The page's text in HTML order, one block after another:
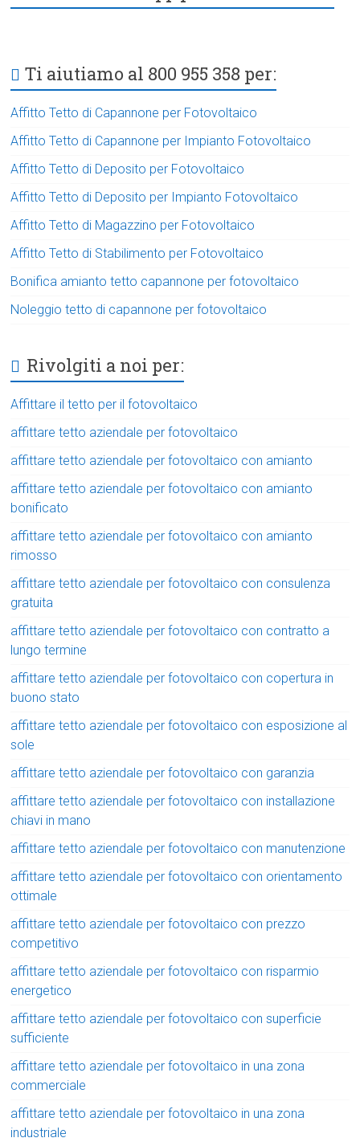
Ti aiutiamo al 800 955 358 per:
Affitto Tetto di Capannone per Fotovoltaico
Affitto Tetto di Capannone per Impianto Fotovoltaico
Affitto Tetto di Deposito per Fotovoltaico
Affitto Tetto di Deposito per Impianto Fotovoltaico
Affitto Tetto di Magazzino per Fotovoltaico
Affitto Tetto di Stabilimento per Fotovoltaico
Bonifica amianto tetto capannone per fotovoltaico
Noleggio tetto di capannone per fotovoltaico
Rivolgiti a noi per:
Affittare il tetto per il fotovoltaico
affittare tetto aziendale per fotovoltaico
affittare tetto aziendale per fotovoltaico con amianto
affittare tetto aziendale per fotovoltaico con amianto
bonificato
affittare tetto aziendale per fotovoltaico con amianto
rimosso
affittare tetto aziendale per fotovoltaico con consulenza
gratuita
affittare tetto aziendale per fotovoltaico con contratto a
lungo termine
affittare tetto aziendale per fotovoltaico con copertura in
buono stato
affittare tetto aziendale per fotovoltaico con esposizione al
sole
affittare tetto aziendale per fotovoltaico con garanzia
affittare tetto aziendale per fotovoltaico con installazione
chiavi in mano
affittare tetto aziendale per fotovoltaico con manutenzione
affittare tetto aziendale per fotovoltaico con orientamento
ottimale
affittare tetto aziendale per fotovoltaico con prezzo
competitivo
affittare tetto aziendale per fotovoltaico con risparmio
energetico
affittare tetto aziendale per fotovoltaico con superficie
sufficiente
affittare tetto aziendale per fotovoltaico in una zona
commerciale
affittare tetto aziendale per fotovoltaico in una zona
industriale